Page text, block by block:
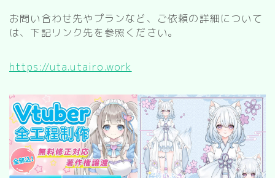
部屋
キッチン
寝室
カスタムお部屋
街並み
お問い合わせ先やプランなど、ご依頼の詳細について
は、下記リンク先を参照ください。
https://uta.utairo.work